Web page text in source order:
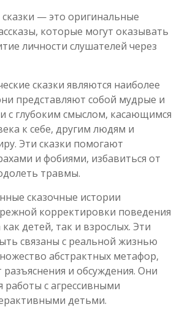
сказки — это оригинальные
которые могут оказывать
личности слушателей через
сказки являются наиболее
представляют собой мудрые и
с глубоким смыслом, касающимся
к себе, другим людям и
Эти сказки помогают
и фобиями, избавиться от
травмы.
сказочные истории
корректировки поведения
детей, так и взрослых. Эти
связаны с реальной жизнью
абстрактных метафор,
и обсуждения. Они
работы с агрессивными
детьми.